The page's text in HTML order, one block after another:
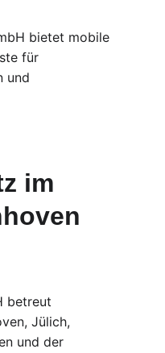
bietet mobile
für
und
im
betreut
Jülich,
und der